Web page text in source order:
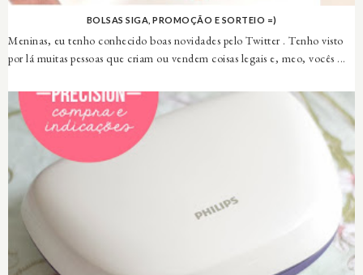
BOLSAS SIGA, PROMOÇÃO E SORTEIO =)
Meninas, eu tenho conhecido boas novidades pelo Twitter . Tenho visto
por lá muitas pessoas que criam ou vendem coisas legais e, meo, vocês ...